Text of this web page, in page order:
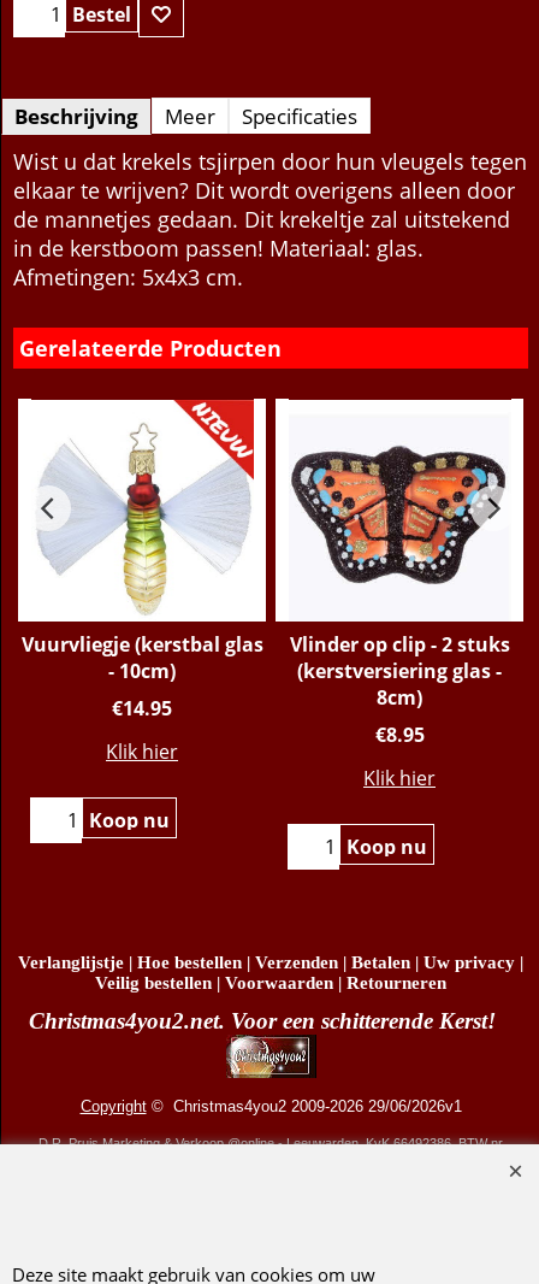
Bestel
Beschrijving Meer Specificaties
Wist u dat krekels tsjirpen door hun vleugels tegen
elkaar te wrijven? Dit wordt overigens alleen door
de mannetjes gedaan. Dit krekeltje zal uitstekend
in de kerstboom passen! Materiaal: glas.
Afmetingen: 5x4x3 cm.
Gerelateerde Producten
Vuurvliegje (kerstbal glas
- 10cm)
€14.95
Klik hier
Koop nu
Vlinder op clip - 2 stuks
(kerstversiering glas -
8cm)
€8.95
Klik hier
Koop nu
Verlanglijstje | Hoe bestellen | Verzenden | Betalen | Uw privacy |
Veilig bestellen | Voorwaarden | Retourneren
Christmas4you2.net. Voor een schitterende Kerst!
Copyright© Christmas4you2 2009-2026 29/06/2026v1
D.R. Pruis Marketing & Verkoop @online - Leeuwarden, KvK 66492386, BTW nr
Deze site maakt gebruik van cookies om uw